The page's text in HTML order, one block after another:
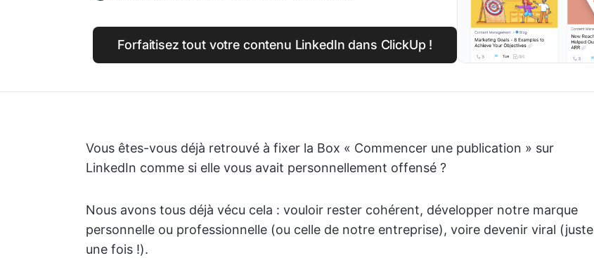
Forfaitisez tout votre contenu LinkedIn dans ClickUp !
Vous êtes-vous déjà retrouvé à fixer la Box « Commencer une publication » sur
LinkedIn comme si elle vous avait personnellement offensé ?
Nous avons tous déjà vécu cela : vouloir rester cohérent, développer notre marque
personnelle ou professionnelle (ou celle de notre entreprise), voire devenir viral (juste
une fois !).